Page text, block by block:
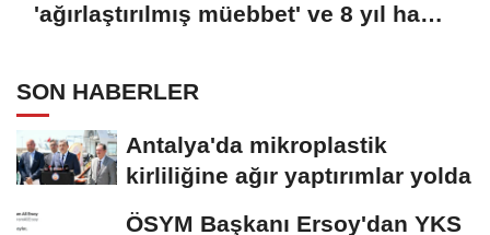
'ağırlaştırılmış müebbet' ve 8 yıl hapis
SON HABERLER
Antalya'da mikroplastik
kirliliğine ağır yaptırımlar yolda
ÖSYM Başkanı Ersoy'dan YKS